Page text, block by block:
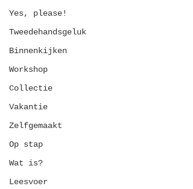
Yes, please!
Tweedehandsgeluk
Binnenkijken
Workshop
Collectie
Vakantie
Zelfgemaakt
Op stap
Wat is?
Leesvoer